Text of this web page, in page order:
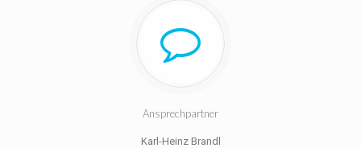
Ansprechpartner
Karl-Heinz Brandl